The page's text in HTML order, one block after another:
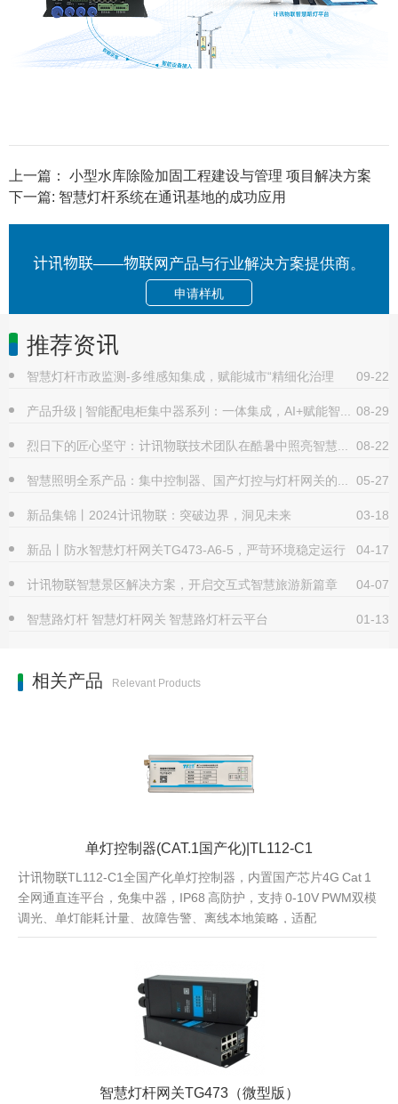
上一篇： 小型水库除险加固工程建设与管理 项目解决方案
下一篇: 智慧灯杆系统在通讯基地的成功应用
计讯物联——物联网产品与行业解决方案提供商。
申请样机
推荐资讯
智慧灯杆市政监测-多维感知集成，赋能城市“精细化治理
09-22
产品升级 | 智能配电柜集中器系列：一体集成，AI+赋能智慧照明 08-29
烈日下的匠心坚守：计讯物联技术团队在酷暑中照亮智慧城市之路 08-22
智慧照明全系产品：集中控制器、国产灯控与灯杆网关的高效协同 05-27
新品集锦丨2024计讯物联：突破边界，洞见未来
03-18
新品丨防水智慧灯杆网关TG473-A6-5，严苛环境稳定运行
04-17
计讯物联智慧景区解决方案，开启交互式智慧旅游新篇章
04-07
智慧路灯杆 智慧灯杆网关 智慧路灯杆云平台
01-13
相关产品 Relevant Products
单灯控制器(CAT.1国产化)|TL112-C1
计讯物联TL112-C1全国产化单灯控制器，内置国产芯片4G Cat 1
全网通直连平台，免集中器，IP68 高防护，支持 0-10V PWM双模
调光、单灯能耗计量、故障告警、离线本地策略，适配
智慧灯杆网关TG473（微型版）